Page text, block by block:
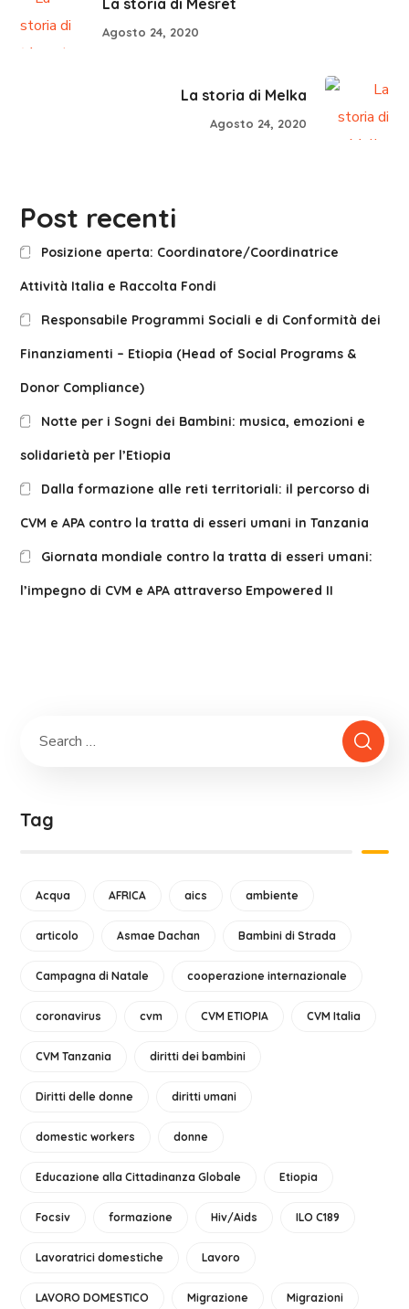
Agosto 24, 2020
La storia di Melka
Agosto 24, 2020
Post recenti
Posizione aperta: Coordinatore/Coordinatrice
Attività Italia e Raccolta Fondi
Responsabile Programmi Sociali e di Conformità dei
Finanziamenti – Etiopia (Head of Social Programs &
Donor Compliance)
Notte per i Sogni dei Bambini: musica, emozioni e
solidarietà per l’Etiopia
Dalla formazione alle reti territoriali: il percorso di
CVM e APA contro la tratta di esseri umani in Tanzania
Giornata mondiale contro la tratta di esseri umani:
l’impegno di CVM e APA attraverso Empowered II
Tag
Acqua AFRICA aics ambiente
articolo Asmae Dachan Bambini di Strada
Campagna di Natale cooperazione internazionale
coronavirus cvm CVM ETIOPIA CVM Italia
CVM Tanzania diritti dei bambini
Diritti delle donne diritti umani
domestic workers donne
Educazione alla Cittadinanza Globale Etiopia
Focsiv formazione Hiv/Aids ILO C189
Lavoratrici domestiche Lavoro
LAVORO DOMESTICO Migrazione Migrazioni